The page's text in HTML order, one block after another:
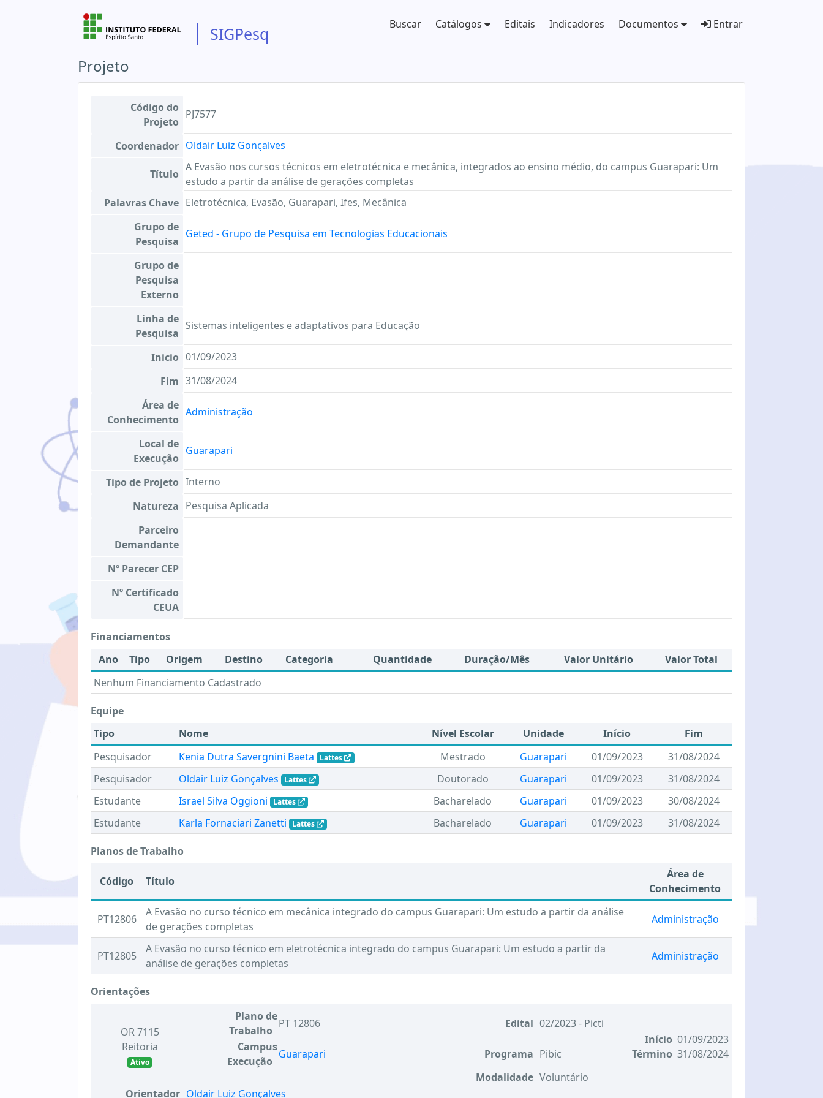
SIGPesq Buscar Catálogos Editais Indicadores Documentos Entrar
Projeto
Código do
Projeto
PJ7577
Coordenador Oldair Luiz Gonçalves
Título
A Evasão nos cursos técnicos em eletrotécnica e mecânica, integrados ao ensino médio, do campus Guarapari: Um
estudo a partir da análise de gerações completas
Palavras Chave Eletrotécnica, Evasão, Guarapari, Ifes, Mecânica
Grupo de
Pesquisa
Geted - Grupo de Pesquisa em Tecnologias Educacionais
Grupo de
Pesquisa
Externo
Linha de
Pesquisa
Sistemas inteligentes e adaptativos para Educação
Inicio 01/09/2023
Fim 31/08/2024
Área de
Conhecimento
Administração
Local de
Execução
Guarapari
Tipo de Projeto Interno
Natureza Pesquisa Aplicada
Parceiro
Demandante
Nº Parecer CEP
Nº Certificado
CEUA
Financiamentos
Ano
Tipo Origem Destino Categoria Quantidade Duração/Mês Valor Unitário
Valor Total
Nenhum Financiamento Cadastrado
Equipe
Tipo
Nome Nível Escolar Unidade Início
Fim
Pesquisador
Kenia Dutra Savergnini Baeta Lattes Mestrado Guarapari 01/09/2023
31/08/2024
Pesquisador
Oldair Luiz Gonçalves Lattes Doutorado Guarapari 01/09/2023
31/08/2024
Estudante
Israel Silva Oggioni Lattes Bacharelado Guarapari 01/09/2023
30/08/2024
Estudante
Karla Fornaciari Zanetti Lattes Bacharelado Guarapari 01/09/2023 31/08/2024
Planos de Trabalho
Código Título
Área de
Conhecimento
PT12806
A Evasão no curso técnico em mecânica integrado do campus Guarapari: Um estudo a partir da análise
de gerações completas
Administração
PT12805
A Evasão no curso técnico em eletrotécnica integrado do campus Guarapari: Um estudo a partir da
análise de gerações completas
Administração
Orientações
OR 7115
Reitoria
Ativo
Plano de
Trabalho
PT 12806 Edital 02/2023 - Picti
Campus
Execução
Guarapari Programa Pibic
Modalidade Voluntário
Início 01/09/2023
Término 31/08/2024
Orientador Oldair Luiz Gonçalves